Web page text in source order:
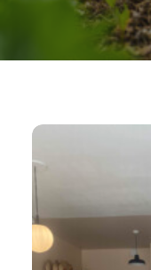
CONTACT